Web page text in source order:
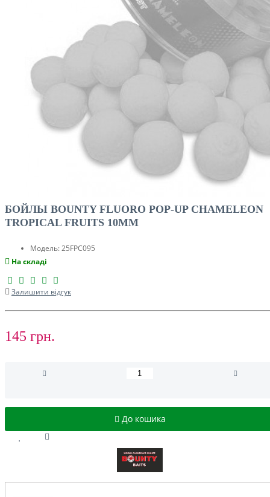
БОЙЛЫ BOUNTY FLUORO POP-UP CHAMELEON
TROPICAL FRUITS 10MM
Модель:25FPC095
На складі
Залишити відгук
145 грн.
До кошика